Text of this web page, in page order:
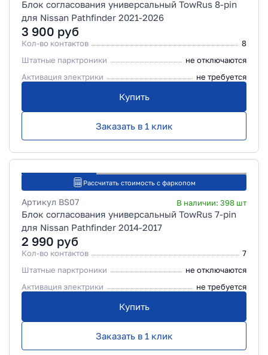
Блок согласования универсальный TowRus 8-pin
для Nissan Pathfinder 2021-2026
3 900 руб
Кол-во контактов
8
Штатные парктроники
не отключаются
Активация электрики
не требуется
Купить
Заказать в 1 клик
Рассчитать стоимость с фаркопом
Артикул BS07 В наличии: 398 шт
Блок согласования универсальный TowRus 7-pin
для Nissan Pathfinder 2014-2017
2 990 руб
Кол-во контактов
7
Штатные парктроники
не отключаются
Активация электрики
не требуется
Купить
Заказать в 1 клик